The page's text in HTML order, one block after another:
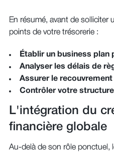
En résumé, avant de solliciter
points de votre trésorerie :
Établir un business plan
Analyser les délais de
Assurer le
Contrôler votre
L'intégration du
financière globale
Au-delà de son rôle ponctuel,